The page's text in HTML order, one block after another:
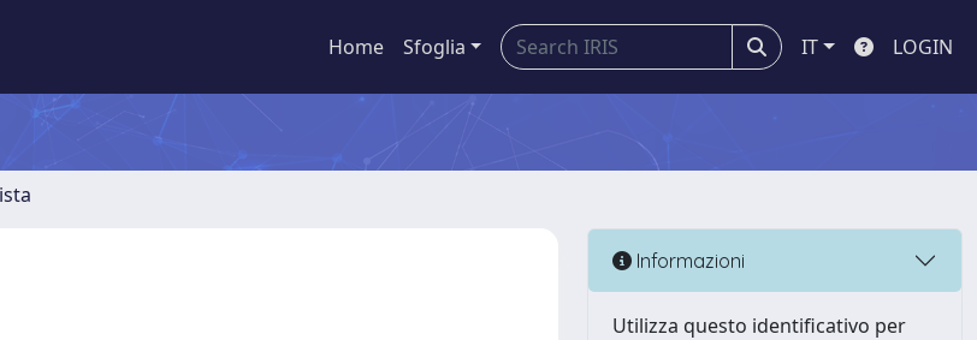
Home Sfoglia IT LOGIN
Informazioni
Utilizza questo identificativo per